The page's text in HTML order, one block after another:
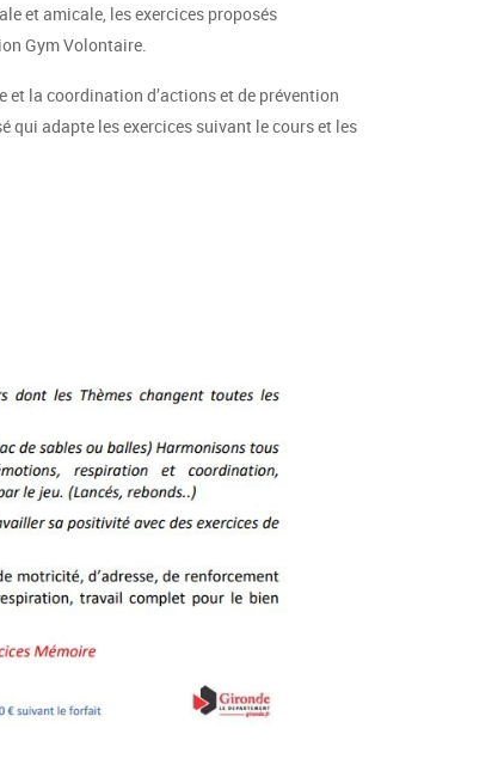
et amicale, les exercices proposés
Gym Volontaire.
la coordination d’actions et de prévention
qui adapte les exercices suivant le cours et les